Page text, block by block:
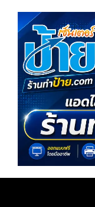
content